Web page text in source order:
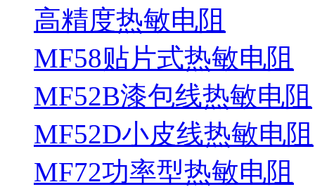
高精度热敏电阻
MF58贴片式热敏电阻
MF52B漆包线热敏电阻
MF52D小皮线热敏电阻
MF72功率型热敏电阻